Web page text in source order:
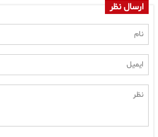
ارسال نظر